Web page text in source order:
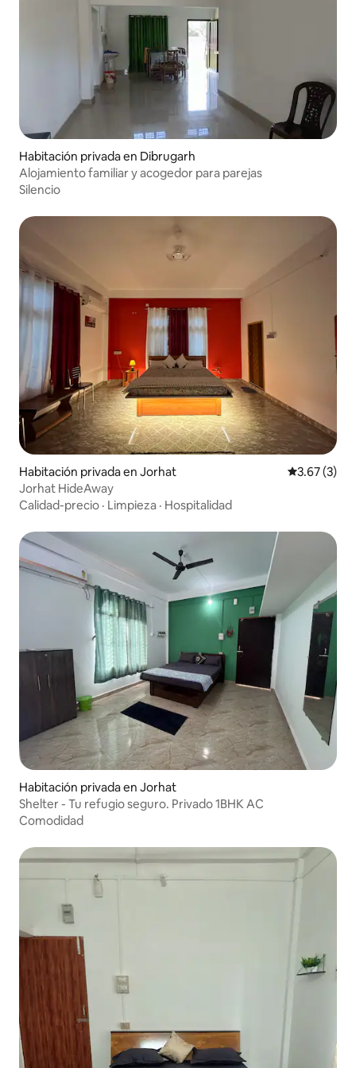
Habitación privada en Dibrugarh
Alojamiento familiar y acogedor para parejas
Silencio
Habitación privada en Jorhat Calificación
3.67 (3)
Jorhat HideAway
Calidad-precio · Limpieza · Hospitalidad
Habitación privada en Jorhat
Shelter - Tu refugio seguro. Privado 1BHK AC
Comodidad